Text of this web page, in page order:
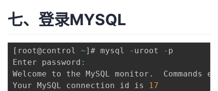
七、登录MYSQL
[ root@control ~] # mysql - uroot - p
Enter password :
Welcome to the MySQL monitor .
Commands
Your MySQL connection id is
17